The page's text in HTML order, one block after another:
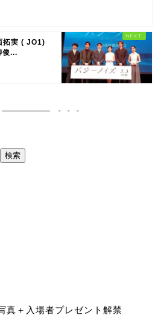
拓実 ( JO1)
俊...
検索
真＋入場者プレゼント解禁